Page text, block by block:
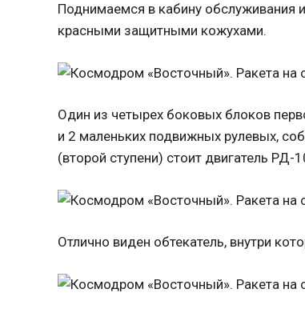
Поднимаемся в кабину обслуживания
красными защитными кожухами.
Один из четырех боковых блоков
и 2 маленьких подвижных рулевых,
(второй ступени) стоит двигатель
Отлично виден обтекатель, внутри